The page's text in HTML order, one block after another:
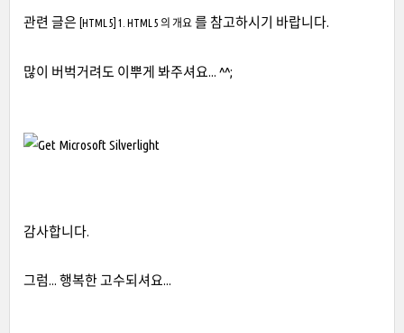
관련 글은 [HTML 5] 1. HTML 5 의 개요 를 참고하시기 바랍니다.
많이 버벅거려도 이뿌게 봐주셔요... ^^;
감사합니다.
그럼... 행복한 고수되셔요...